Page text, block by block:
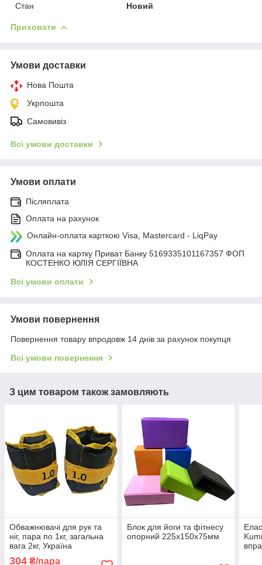
Стан
Новий
Приховати
Умови доставки
Нова Пошта
Укрпошта
Самовивіз
Всі умови доставки
Умови оплати
Післяплата
Оплата на рахунок
Онлайн-оплата карткою Visa, Mastercard - LiqPay
Оплата на картку Приват Банку 5169335101167357 ФОП
КОСТЕНКО ЮЛІЯ СЕРГІЇВНА
Всі умови оплати
Умови повернення
Повернення товару впродовж 14 днів за рахунок покупця
Всі умови повернення
З цим товаром також замовляють
Обважнювачі для рук та
ніг, пара по 1кг, загальна
вага 2кг, Україна
304 ₴/пара
Блок для йоги та фітнесу
опорний 225х150х75мм